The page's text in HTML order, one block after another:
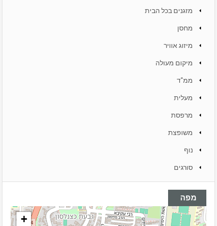
מזגנים בכל הבית
מחסן
מיזוג אוויר
מיקום מעולה
ממ"ד
מעלית
מרפסת
משופצת
נוף
סורגים
מפה
+